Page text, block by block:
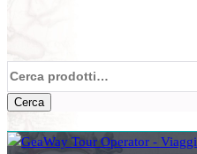
Cerca:
Cerca